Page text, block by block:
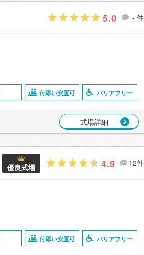
5.0 - 件
付添い安置可 バリアフリー
式場詳細
優良式場 4.9 12件
付添い安置可 バリアフリー